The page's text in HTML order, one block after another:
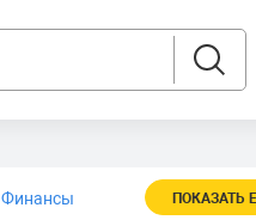
Финансы
ПОКАЗАТЬ